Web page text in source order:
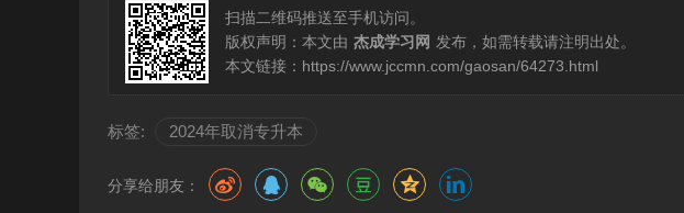
福建专升本考试时间为2024年3月30日至3月31日。根据查询福建省教育
目分为公共基础课和专业基础课，总分满分600分。考试时间为3月30日至3
2024年还会有专升本吗
1、年湖南专升本招生院校还没有公布，但是湖南女子学院在近几年都有
扫描二维码推送至手机访问。
版权声明：本文由 杰成学习网 发布，如需转载请注明出处。
本文链接： https://www.jccmn.com/gaosan/64273.html
标签: 2024年取消专升本
分享给朋友：